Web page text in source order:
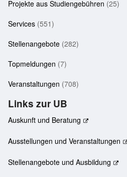
Projekte aus Studiengebühren (25)
Services (551)
Stellenangebote (282)
Topmeldungen (7)
Veranstaltungen (708)
Links zur UB
Auskunft und Beratung
Ausstellungen und Veranstaltungen
Stellenangebote und Ausbildung